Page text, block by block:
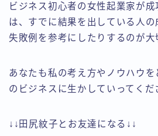
ビジネス初心者の女性起業家が
は、すでに結果を出している人の
失敗例を参考にしたりするのが大
あなたも私の考え方やノウハウ
のビジネスに生かしていってくだ
↓↓田尻紋子とお友達になる↓↓